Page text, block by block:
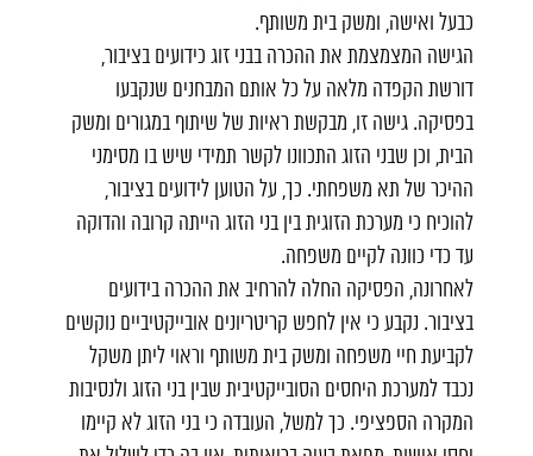
כבעל ואישה, ומשק בית משותף.
הגישה המצמצמת את ההכרה בבני זוג כידועים בציבור,
דורשת הקפדה מלאה על כל אותם המבחנים שנקבעו
בפסיקה. גישה זו, מבקשת ראיות של שיתוף במגורים ומשק
הבית, וכן שבני הזוג התכוונו לקשר תמידי שיש בו מסימני
ההיכר של תא משפחתי. כך, על הטוען לידועים בציבור,
להוכיח כי מערכת הזוגית בין בני הזוג הייתה קרובה והדוקה
עד כדי כוונה לקיים משפחה.
לאחרונה, הפסיקה החלה להרחיב את ההכרה בידועים
בציבור. נקבע כי אין לחפש קריטריונים אובייקטיביים נוקשים
לקביעת חיי משפחה ומשק בית משותף וראוי ליתן משקל
נכבד למערכת היחסים הסובייקטיבית שבין בני הזוג ולנסיבות
המקרה הספציפי. כך למשל, העובדה כי בני הזוג לא קיימו